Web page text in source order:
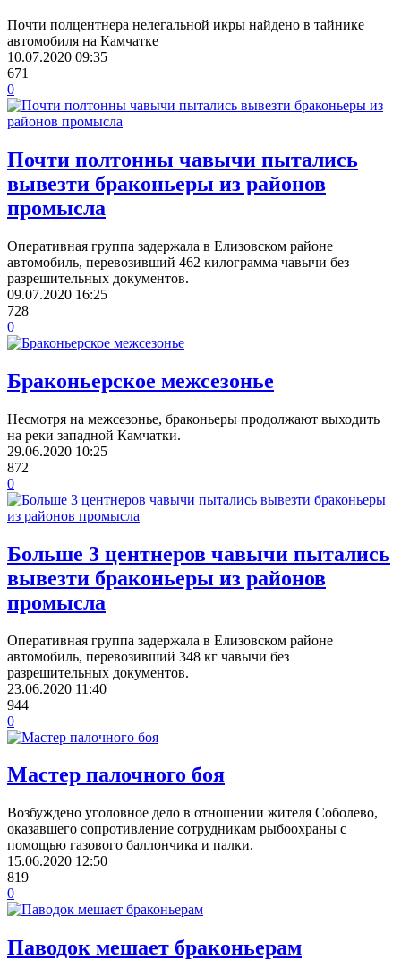
Почти полцентнера нелегальной икры найдено в тайнике
автомобиля на Камчатке
10.07.2020 09:35
671
0
Почти полтонны чавычи пытались
вывезти браконьеры из районов
промысла
Оперативная группа задержала в Елизовском районе
автомобиль, перевозивший 462 килограмма чавычи без
разрешительных документов.
09.07.2020 16:25
728
0
Браконьерское межсезонье
Несмотря на межсезонье, браконьеры продолжают выходить
на реки западной Камчатки.
29.06.2020 10:25
872
0
Больше 3 центнеров чавычи пытались
вывезти браконьеры из районов
промысла
Оперативная группа задержала в Елизовском районе
автомобиль, перевозивший 348 кг чавычи без
разрешительных документов.
23.06.2020 11:40
944
0
Мастер палочного боя
Возбуждено уголовное дело в отношении жителя Соболево,
оказавшего сопротивление сотрудникам рыбоохраны с
помощью газового баллончика и палки.
15.06.2020 12:50
819
0
Паводок мешает браконьерам